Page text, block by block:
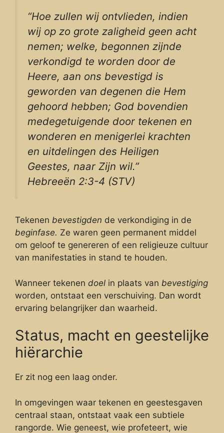
“Hoe zullen wij ontvlieden, indien
wij op zo grote zaligheid geen acht
nemen; welke, begonnen zijnde
verkondigd te worden door de
Heere, aan ons bevestigd is
geworden van degenen die Hem
gehoord hebben; God bovendien
medegetuigende door tekenen en
wonderen en menigerlei krachten
en uitdelingen des Heiligen
Geestes, naar Zijn wil.”
Hebreeën 2:3-4 (STV)
Tekenen bevestigden de verkondiging in de
beginfase. Ze waren geen permanent middel
om geloof te genereren of een religieuze cultuur
van manifestaties in stand te houden.
Wanneer tekenen doel in plaats van bevestiging
worden, ontstaat een verschuiving. Dan wordt
ervaring belangrijker dan waarheid.
Status, macht en geestelijke
hiërarchie
Er zit nog een laag onder.
In omgevingen waar tekenen en geestesgaven
centraal staan, ontstaat vaak een subtiele
rangorde. Wie geneest, wie profeteert, wie